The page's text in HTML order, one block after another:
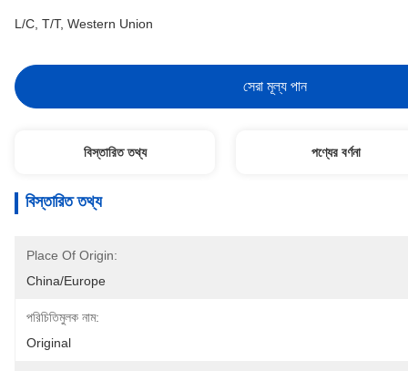
L/C, T/T, Western Union
সেরা মূল্য পান
বিস্তারিত তথ্য পণ্যের বর্ণনা
বিস্তারিত তথ্য
Place Of Origin:
China/Europe
পরিচিতিমুলক নাম:
Original